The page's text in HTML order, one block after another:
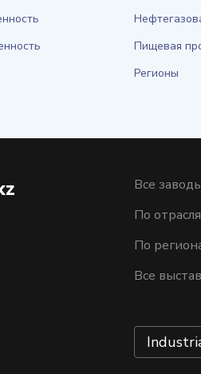
Пищевая
Регионы
Все
По
По
Все